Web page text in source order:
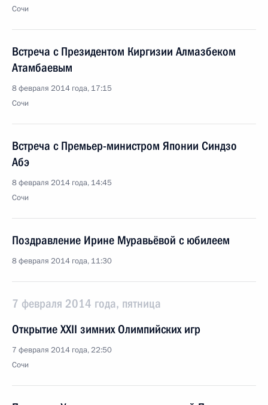
Сочи
Встреча с Президентом Киргизии Алмазбеком
Атамбаевым
8 февраля 2014 года, 17:15
Сочи
Встреча с Премьер-министром Японии Синдзо
Абэ
8 февраля 2014 года, 14:45
Сочи
Поздравление Ирине Муравьёвой с юбилеем
8 февраля 2014 года, 11:30
7 февраля 2014 года, пятница
Открытие XXII зимних Олимпийских игр
7 февраля 2014 года, 22:50
Сочи